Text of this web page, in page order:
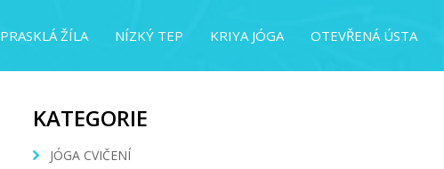
PRASKLÁ ŽÍLA NÍZKÝ TEP KRIYA JÓGA OTEVŘENÁ ÚSTA
KATEGORIE
JÓGA CVIČENÍ